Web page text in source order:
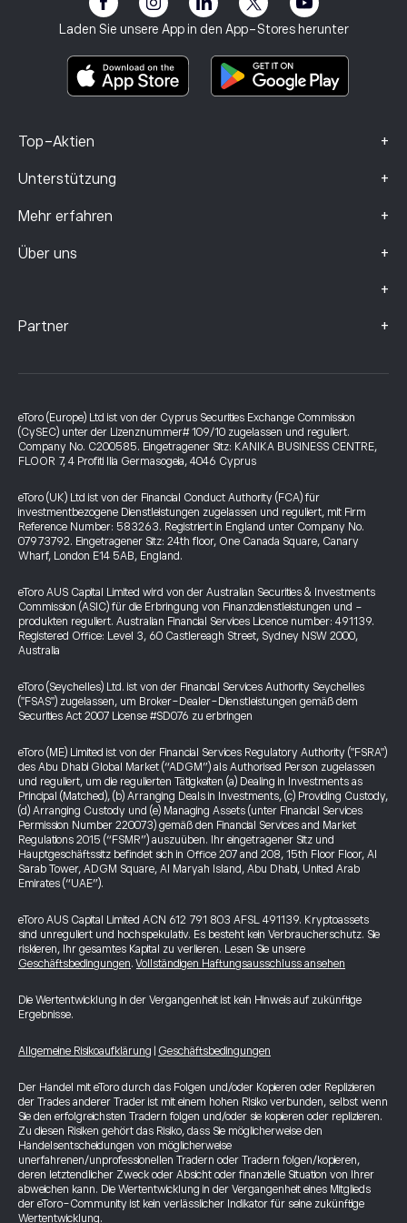
Laden Sie unsere App in den App-Stores herunter
Top-Aktien +
Unterstützung +
Mehr erfahren +
Über uns +
Impressum
+
Geschäftsbedingungen
Basisinformationsblatt
Beschwerdedaten (FCA-Kunden)
Partner +
Anlageversicherung
eToro (Europe) Ltd ist von der Cyprus Securities Exchange Commission
(CySEC) unter der Lizenznummer# 109/10 zugelassen und reguliert.
Company No. C200585. Eingetragener Sitz: KANIKA BUSINESS CENTRE,
FLOOR 7, 4 Profiti Ilia Germasogeia, 4046 Cyprus
eToro (UK) Ltd ist von der Financial Conduct Authority (FCA) für
investmentbezogene Dienstleistungen zugelassen und reguliert, mit Firm
Reference Number: 583263. Registriert in England unter Company No.
07973792. Eingetragener Sitz: 24th floor, One Canada Square, Canary
Wharf, London E14 5AB, England.
eToro AUS Capital Limited wird von der Australian Securities & Investments
Commission (ASIC) für die Erbringung von Finanzdienstleistungen und -
produkten reguliert. Australian Financial Services Licence number: 491139.
Registered Office: Level 3, 60 Castlereagh Street, Sydney NSW 2000,
Australia
eToro (Seychelles) Ltd. ist von der Financial Services Authority Seychelles
("FSAS") zugelassen, um Broker-Dealer-Dienstleistungen gemäß dem
Securities Act 2007 License #SD076 zu erbringen
eToro (ME) Limited ist von der Financial Services Regulatory Authority ("FSRA")
des Abu Dhabi Global Market (“ADGM”) als Authorised Person zugelassen
und reguliert, um die regulierten Tätigkeiten (a) Dealing in Investments as
Principal (Matched), (b) Arranging Deals in Investments, (c) Providing Custody,
(d) Arranging Custody und (e) Managing Assets (unter Financial Services
Permission Number 220073) gemäß den Financial Services and Market
Regulations 2015 (“FSMR”) auszuüben. Ihr eingetragener Sitz und
Hauptgeschäftssitz befindet sich in Office 207 and 208, 15th Floor Floor, Al
Sarab Tower, ADGM Square, Al Maryah Island, Abu Dhabi, United Arab
Emirates (“UAE”).
eToro AUS Capital Limited ACN 612 791 803 AFSL 491139. Kryptoassets
sind unreguliert und hochspekulativ. Es besteht kein Verbraucherschutz. Sie
riskieren, Ihr gesamtes Kapital zu verlieren. Lesen Sie unsere
Geschäftsbedingungen.Vollständigen Haftungsausschluss ansehen
Die Wertentwicklung in der Vergangenheit ist kein Hinweis auf zukünftige
Ergebnisse.
Allgemeine Risikoaufklärung Geschäftsbedingungen
Der Handel mit eToro durch das Folgen und/oder Kopieren oder Replizieren
der Trades anderer Trader ist mit einem hohen Risiko verbunden, selbst wenn
Sie den erfolgreichsten Tradern folgen und/oder sie kopieren oder replizieren.
Zu diesen Risiken gehört das Risiko, dass Sie möglicherweise den
Handelsentscheidungen von möglicherweise
unerfahrenen/unprofessionellen Tradern oder Tradern folgen/kopieren,
deren letztendlicher Zweck oder Absicht oder finanzielle Situation von Ihrer
abweichen kann. Die Wertentwicklung in der Vergangenheit eines Mitglieds
der eToro-Community ist kein verlässlicher Indikator für seine zukünftige
Wertentwicklung.